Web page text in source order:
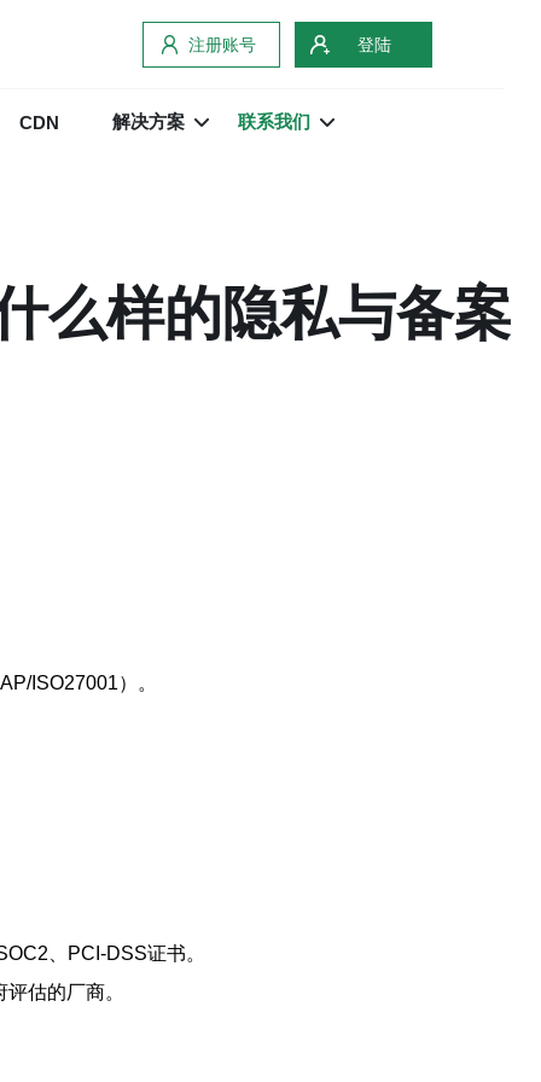
注册账号 登陆
CDN 解决方案 联系我们
么样的隐私与备案
ISO27001）。
、PCI-DSS证书。
估的厂商。